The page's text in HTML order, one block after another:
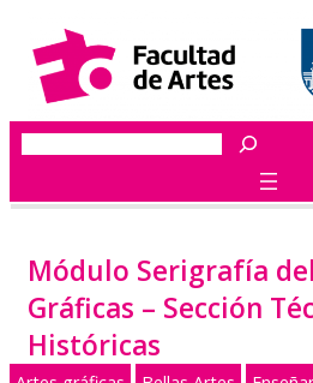
contenido
Buscar
Módulo Serigrafía
Gráficas – Sección
Históricas